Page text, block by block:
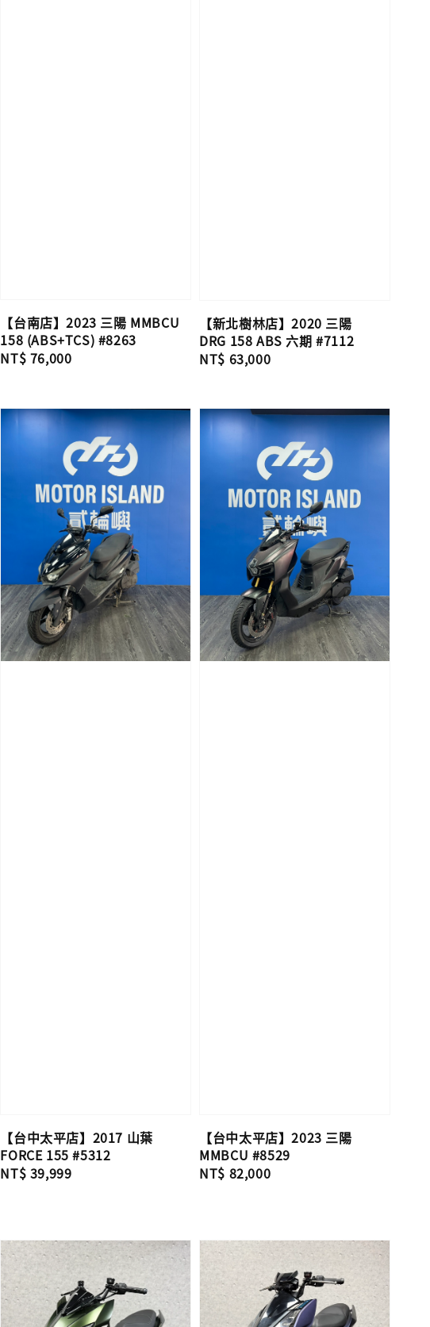
【台南店】2023 三陽 MMBCU
158 (ABS+TCS) #8263
Regular
NT$ 76,000
【新北樹林店】2020 三陽
DRG 158 ABS 六期 #7112
Regular
NT$ 63,000
【台中太平店】2017 山葉
FORCE 155 #5312
Regular
NT$ 39,999
【台中太平店】2023 三陽
MMBCU #8529
Regular
NT$ 82,000